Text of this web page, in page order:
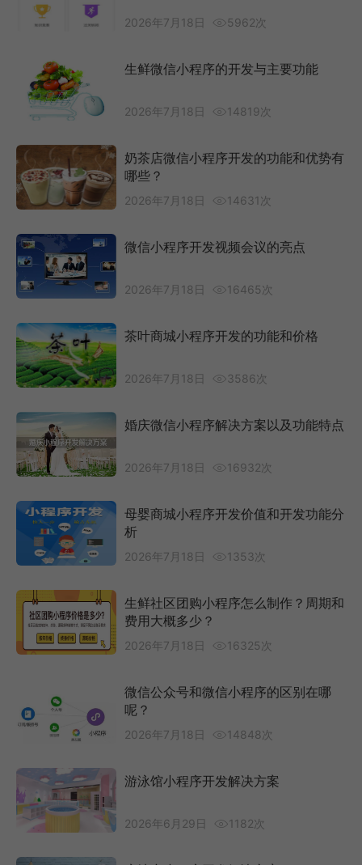
2026年7月18日 5962次
生鲜微信小程序的开发与主要功能
2026年7月18日 14819次
奶茶店微信小程序开发的功能和优势有
哪些？
2026年7月18日 14631次
微信小程序开发视频会议的亮点
2026年7月18日 16465次
茶叶商城小程序开发的功能和价格
2026年7月18日 3586次
婚庆微信小程序解决方案以及功能特点
2026年7月18日 16932次
母婴商城小程序开发价值和开发功能分
析
2026年7月18日 1353次
生鲜社区团购小程序怎么制作？周期和
费用大概多少？
2026年7月18日 16325次
微信公众号和微信小程序的区别在哪
呢？
2026年7月18日 14848次
游泳馆小程序开发解决方案
2026年6月29日 1182次